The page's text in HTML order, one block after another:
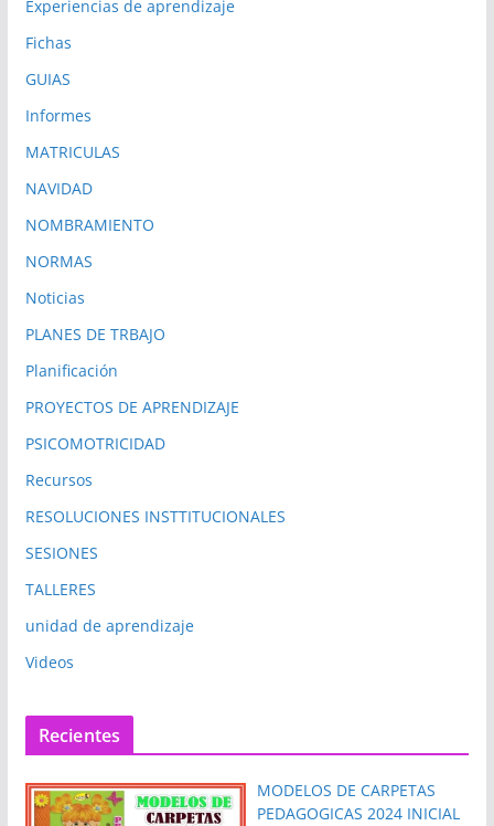
Experiencias de aprendizaje
Fichas
GUIAS
Informes
MATRICULAS
NAVIDAD
NOMBRAMIENTO
NORMAS
Noticias
PLANES DE TRBAJO
Planificación
PROYECTOS DE APRENDIZAJE
PSICOMOTRICIDAD
Recursos
RESOLUCIONES INSTTITUCIONALES
SESIONES
TALLERES
unidad de aprendizaje
Videos
Recientes
MODELOS DE CARPETAS
PEDAGOGICAS 2024 INICIAL